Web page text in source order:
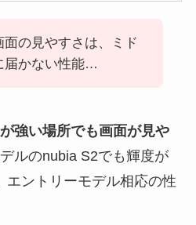
面の見やすさは、ミド
届かない性能…
強い場所でも画面が見や
ルのnubia S2でも輝度が
エントリーモデル相応の性